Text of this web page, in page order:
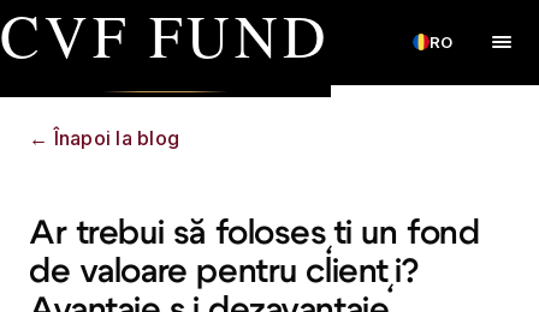
CVF FUND RO
← Înapoi la blog
Ar trebui să folosești un fond
de valoare pentru clienți?